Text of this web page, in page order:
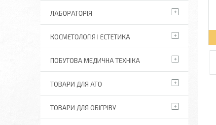
ЛАБОРАТОРІЯ
КОСМЕТОЛОГІЯ І ЕСТЕТИКА
ПОБУТОВА МЕДИЧНА ТЕХНІКА
ТОВАРИ ДЛЯ АТО
ТОВАРИ ДЛЯ ОБІГРІВУ